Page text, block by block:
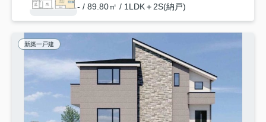
- / 89.80㎡ / 1LDK＋2S(納戸)
新築一戸建